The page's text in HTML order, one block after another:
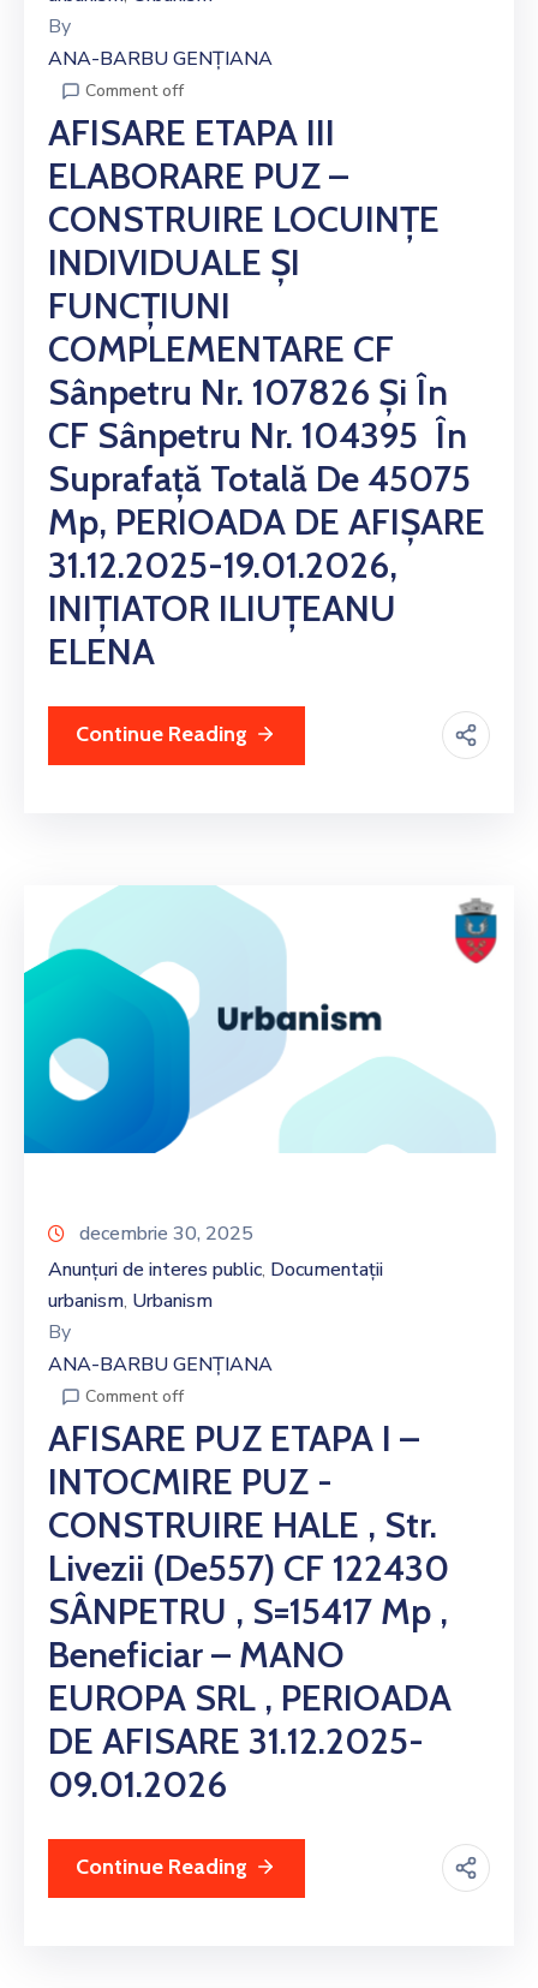
By
ANA-BARBU GENȚIANA
Comment off
AFISARE ETAPA III
ELABORARE PUZ –
CONSTRUIRE LOCUINȚE
INDIVIDUALE ȘI
FUNCȚIUNI
COMPLEMENTARE CF
Sânpetru Nr. 107826 Și În
CF Sânpetru Nr. 104395 În
Suprafață Totală De 45075
Mp, PERIOADA DE AFIȘARE
31.12.2025-19.01.2026,
INIȚIATOR ILIUȚEANU
ELENA
Continue Reading
decembrie 30, 2025
Anunțuri de interes public‚ Documentații
urbanism‚ Urbanism
By
ANA-BARBU GENȚIANA
Comment off
AFISARE PUZ ETAPA I –
INTOCMIRE PUZ -
CONSTRUIRE HALE , Str.
Livezii (De557) CF 122430
SÂNPETRU , S=15417 Mp ,
Beneficiar – MANO
EUROPA SRL , PERIOADA
DE AFISARE 31.12.2025-
09.01.2026
Continue Reading